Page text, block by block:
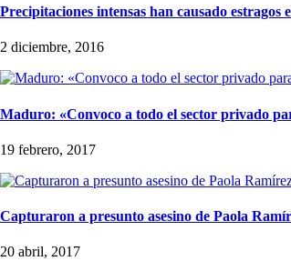
Precipitaciones intensas han causado estragos
2 diciembre, 2016
Maduro: «Convoco a todo el sector privado
19 febrero, 2017
Capturaron a presunto asesino de Paola
20 abril, 2017